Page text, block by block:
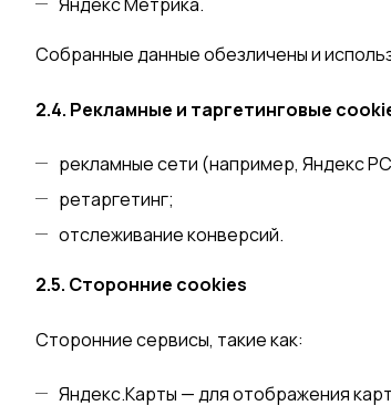
Собранные данные обезличены и
2.4. Рекламные и таргетинговые
рекламные сети (например, Яндекс
ретаргетинг;
отслеживание конверсий.
2.5. Сторонние cookies
Сторонние сервисы, такие как:
Яндекс.Карты — для отображения